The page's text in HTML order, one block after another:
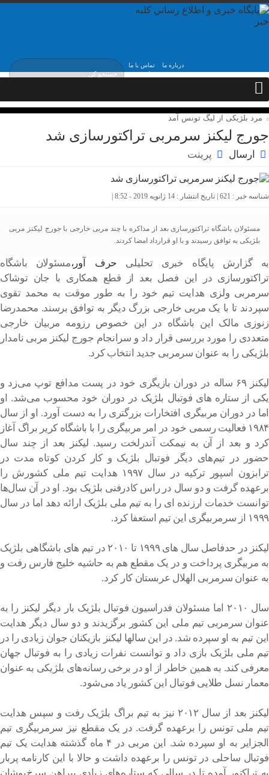
تماس با ما درباره ما
شنبه, ۱۷ مرداد , ۱۴۰۵
مرد بلژیکی از لیگ تونس آمد
جورج لیکنز سرمربی تراکتورسازی شد
ارسال پرینت
شناسه خبر : 621 | تاریخ انتشار : 14 ژانویه 2019 - 8:52 |
مسئولان باشگاه تراکتورسازی بعد از مذاکره با چند مربی خارجی با جورج لیکنز مربی
بلژیکی به توافق رسیدند و با او قرارداد امضا کردند.
به گزارش پایگاه خبری تحلیلی حرف آور،مسئولان باشگاه
تراکتورسازی در این فصل بعد از قطع همکاری با جان توشاک
سرمربی ولزی هدایت تیم خود را به طور موقت به محمد تقوی
سپردند تا با یک مربی خارجی بزرگ دیگر به توافق برسند. محمدرضا
زنوزی مالک این باشگاه در این خصوص رزومه مربیان خارجی
متعددی را مورد بررسی قرار داد و سرانجام جورج لیکنز مربی نامدار
بلژیکی را به عنوان سرمربی جدید انتخاب کرد.
لیکنز ۶۹ ساله در دوران بازیگری خود در پست مدافع توپ می‌زد و
یکی از ستاره های فوتبال بلژیک در دوران خود محسوب می‌شد. او
اما در دوران مربیگری افتخارات بزرگتری را به دست آورد. او از سال
۱۹۸۴ فعالیت رسمی خود در امر مربیگری را با باشگاه کریر براگ آغاز
کرد و بعد از آن به نیمکت آندرلخت رسید. لیکنز بعد از چند سال
حضور در تیم‌های دیگر فوتبال بلژیک و کار کردن کوتاه مدت در
ترابزون اسپور ترکیه در سال ۱۹۹۷ هدایت تیم ملی کشورش را
برعهده گرفت و دو سال در راس کادرفنی بلژیک بود. او در آن سال‌ها
توانست خدمات ارزنده ای را به تیم ملی بلژیک ارائه دهد اما در سال
۱۹۹۹ از سرمربیگری این تیم استعفا کرد.
لیکنز در حدفاصل سال های ۱۹۹۹ تا ۲۰۱۰ در تیم های باشگاهی بلژیک
به مربیگری پرداخت و در یک مقطع هم به حاشیه خلیج فارس رفت و
به عنوان سرمربی الهلال عربستان کار کرد.
سال ۲۰۱۰ اما مسئولان فدراسیون فوتبال بلژیک بار دیگر لیکنز را به
عنوان سرمربی تیم ملی این کشور برگزیدند و دو سال دیگر هدایت
این تیم به او سپرده شد. در این سالها لیکنز بازیکنان جوان زیادی را در
تیم ملی بلژیک بازی داد و توانست نفرات زیادی را به فوتبال جهان
معرفی کند. به همین خاطر از او در برخی رسانه‌های بلژیکی به عنوان
معمار نسل طلایی فوتبال این کشور یاد می‌شود.
لیکنز بعد از سال ۲۰۱۲ نیز به تیم براگ بلژیک رفت و سپس هدایت
تیم ملی تونس را برعهده گرفت. در یک مقطع نیز سرمربیگری تیم
الجزایر به او سپرده شد. این مربی در ۴ ماه گذشته هدایت یک تیم
فوتبال ساحلی در تونس را برعهده داشت و حالا با این کارنامه پربار